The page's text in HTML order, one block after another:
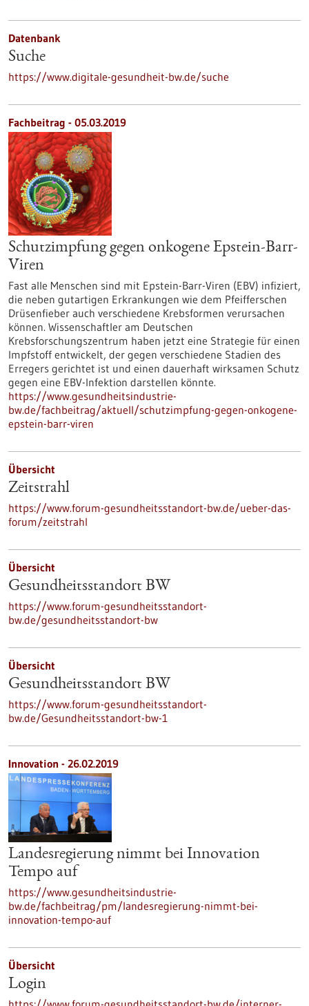
Datenbank
Suche
https://www.digitale-gesundheit-bw.de/suche
Fachbeitrag - 05.03.2019
Schutzimpfung gegen onkogene Epstein-Barr-
Viren
Fast alle Menschen sind mit Epstein-Barr-Viren (EBV) infiziert,
die neben gutartigen Erkrankungen wie dem Pfeifferschen
Drüsenfieber auch verschiedene Krebsformen verursachen
können. Wissenschaftler am Deutschen
Krebsforschungszentrum haben jetzt eine Strategie für einen
Impfstoff entwickelt, der gegen verschiedene Stadien des
Erregers gerichtet ist und einen dauerhaft wirksamen Schutz
gegen eine EBV-Infektion darstellen könnte.
https://www.gesundheitsindustrie-
bw.de/fachbeitrag/aktuell/schutzimpfung-gegen-onkogene-
epstein-barr-viren
Übersicht
Zeitstrahl
https://www.forum-gesundheitsstandort-bw.de/ueber-das-
forum/zeitstrahl
Übersicht
Gesundheitsstandort BW
https://www.forum-gesundheitsstandort-
bw.de/gesundheitsstandort-bw
Übersicht
Gesundheitsstandort BW
https://www.forum-gesundheitsstandort-
bw.de/Gesundheitsstandort-bw-1
Innovation - 26.02.2019
Landesregierung nimmt bei Innovation
Tempo auf
https://www.gesundheitsindustrie-
bw.de/fachbeitrag/pm/landesregierung-nimmt-bei-
innovation-tempo-auf
Übersicht
Login